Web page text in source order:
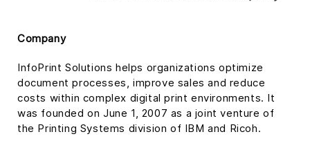
Company
InfoPrint Solutions helps organizations optimize
document processes, improve sales and reduce
costs within complex digital print environments. It
was founded on June 1, 2007 as a joint venture of
the Printing Systems division of IBM and Ricoh.